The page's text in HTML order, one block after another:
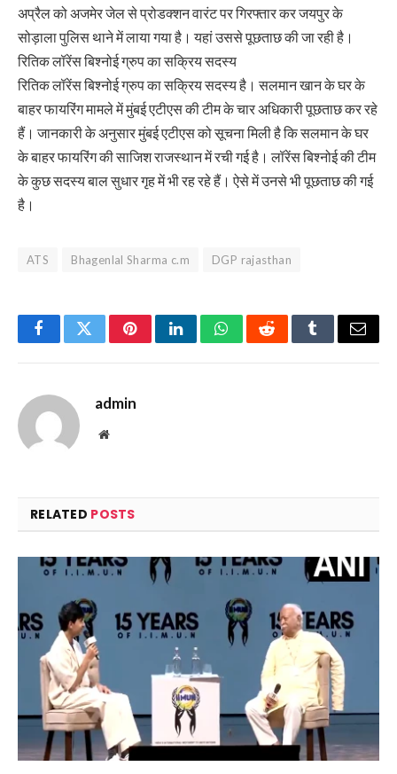
अप्रैल को अजमेर जेल से प्रोडक्शन वारंट पर गिरफ्तार कर जयपुर के
सोड़ाला पुलिस थाने में लाया गया है। यहां उससे पूछताछ की जा रही है।
रितिक लॉरेंस बिश्नोई ग्रुप का सक्रिय सदस्य
रितिक लॉरेंस बिश्नोई ग्रुप का सक्रिय सदस्य है। सलमान खान के घर के
बाहर फायरिंग मामले में मुंबई एटीएस की टीम के चार अधिकारी पूछताछ कर रहे
हैं। जानकारी के अनुसार मुंबई एटीएस को सूचना मिली है कि सलमान के घर
के बाहर फायरिंग की साजिश राजस्थान में रची गई है। लॉरेंस बिश्नोई की टीम
के कुछ सदस्य बाल सुधार गृह में भी रह रहे हैं। ऐसे में उनसे भी पूछताछ की गई
है।
ATS Bhagenlal Sharma c.m DGP rajasthan
FacebookTwitterPinterestLinkedInWhatsAppRedditTumblrEmail
admin
Website
RELATED POSTS